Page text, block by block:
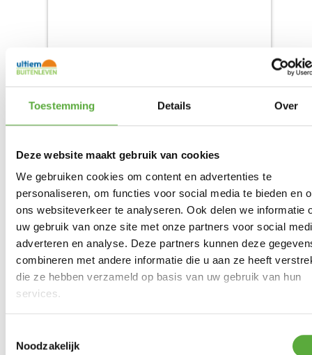
Toestemming Details Over
Deze website maakt gebruik van cookies
We gebruiken cookies om content en advertenties te
personaliseren, om functies voor social media te bieden en
ons websiteverkeer te analyseren. Ook delen we informatie
uw gebruik van onze site met onze partners voor social
adverteren en analyse. Deze partners kunnen deze
combineren met andere informatie die u aan ze heeft
die ze hebben verzameld op basis van uw gebruik van hun
services.
Noodzakelijk
plancha
€34,95 Product bekijken